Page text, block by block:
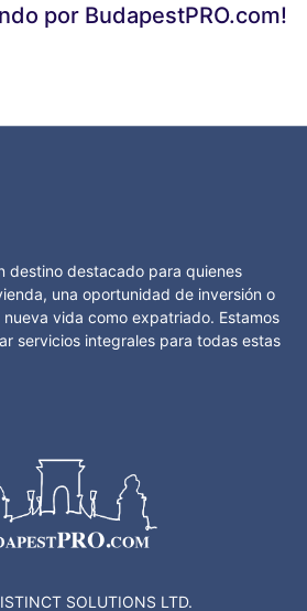
por BudapestPRO.com!
destino destacado para quienes
una oportunidad de inversión o
vida como expatriado. Estamos
servicios integrales para todas estas
SOLUTIONS LTD.